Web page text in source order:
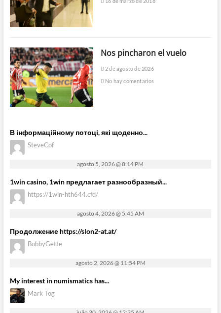
Nos pincharon el vuelo
2 de agosto de 2026
No hay comentarios
В інформаційному потоці, які щоденно...
SteveCof
agosto 5, 2026 @ 8:14 PM
1win casino, 1win предлагает разнообразный...
https://1win-hth644.cfd/
agosto 4, 2026 @ 5:45 AM
Продолжение https://slon2-at.at/
BobbyGette
agosto 2, 2026 @ 11:54 PM
My interest in numismatics has...
Mark Tog